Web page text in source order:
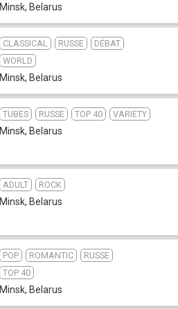
Minsk, Belarus
CLASSICAL RUSSE
DÉBAT
WORLD
Minsk, Belarus
TUBES RUSSE TOP 40 VARIETY
Minsk, Belarus
ADULT ROCK
Minsk, Belarus
POP ROMANTIC
RUSSE
TOP 40
Minsk, Belarus